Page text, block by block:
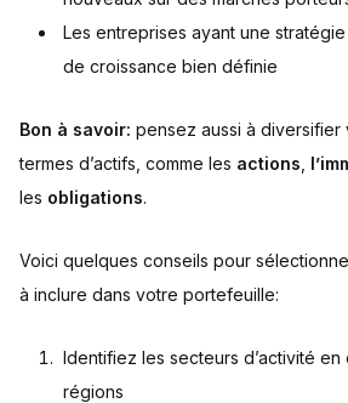
Les entreprises ayant une
de croissance bien définie
Bon à savoir: pensez aussi à
termes d’actifs, comme les actions
les obligations.
Voici quelques conseils pour
à inclure dans votre portefeuille:
Identifiez les secteurs d’activité
régions